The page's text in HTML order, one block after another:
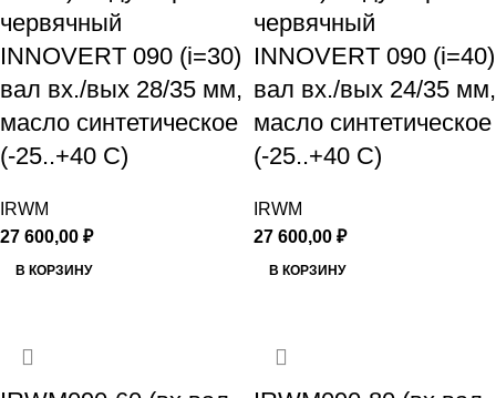
червячный
INNOVERT 090 (i=30)
вал вх./вых 28/35 мм,
масло синтетическое
(-25..+40 С)
IRWM
27 600,00 ₽
В КОРЗИНУ
червячный
INNOVERT 090 (i=40)
вал вх./вых 24/35 мм,
масло синтетическое
(-25..+40 С)
IRWM
27 600,00 ₽
В КОРЗИНУ